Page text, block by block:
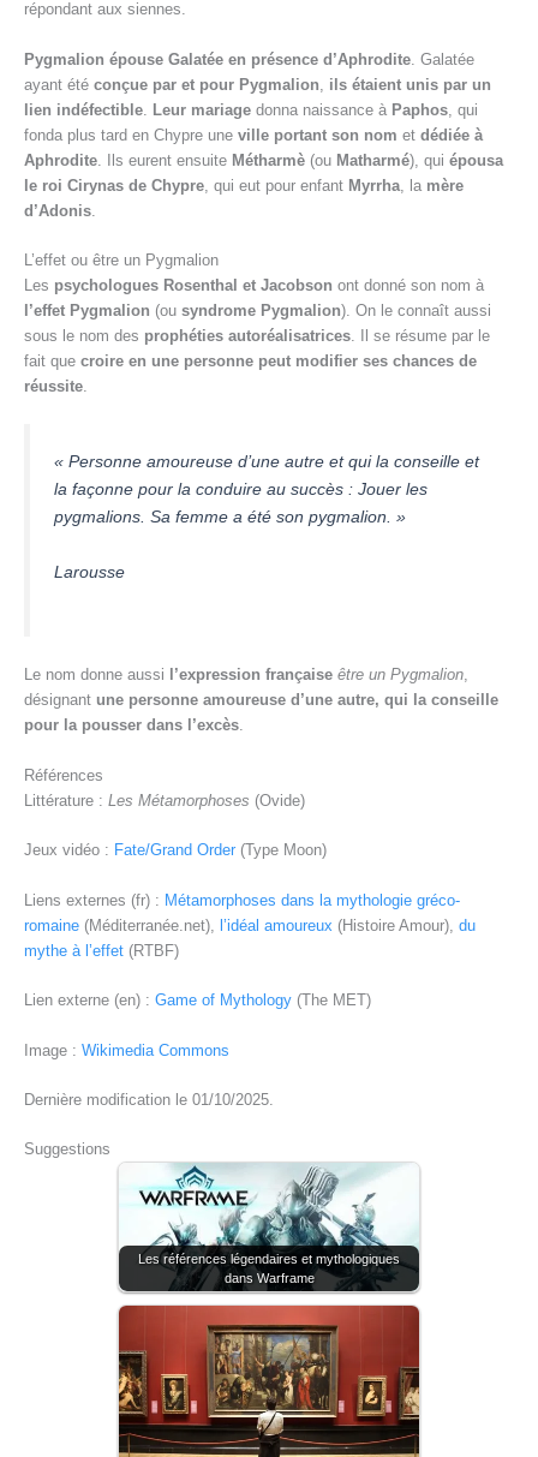
répondant aux siennes.
Pygmalion épouse Galatée en présence d’Aphrodite . Galatée
ayant été conçue par et pour Pygmalion
ils étaient unis par un
lien indéfectible
Leur mariage donna naissance à Paphos , qui
fonda plus tard en Chypre une ville portant son nom et dédiée à
Aphrodite . Ils eurent ensuite Métharmè (ou Matharmé), qui épousa
le roi Cirynas de Chypre , qui eut pour enfant Myrrha , la mère
d’Adonis
L’effet ou être un Pygmalion
Les psychologues Rosenthal et Jacobson ont donné son nom à
l’effet Pygmalion (ou syndrome Pygmalion). On le connaît aussi
sous le nom des prophéties autoréalisatrices. Il se résume par le
fait que croire en une personne peut modifier ses chances de
réussite.
« Personne amoureuse d’une autre et qui la conseille et
la façonne pour la conduire au succès : Jouer les
pygmalions. Sa femme a été son pygmalion. »
Larousse
Le nom donne aussi l’expression française être un Pygmalion,
désignant une personne amoureuse d’une autre, qui la conseille
pour la pousser dans l’excès.
Références
Littérature : Les Métamorphoses (Ovide)
Jeux vidéo : Fate/Grand Order (Type Moon)
Liens externes (fr) : Métamorphoses dans la mythologie gréco-
romaine (Méditerranée.net), l’idéal amoureux (Histoire Amour), du
mythe à l’effet (RTBF)
Lien externe (en) : Game of Mythology (The MET)
Image : Wikimedia Commons
Dernière modification le 01/10/2025.
Suggestions
Les références légendaires et mythologiques
dans Warframe